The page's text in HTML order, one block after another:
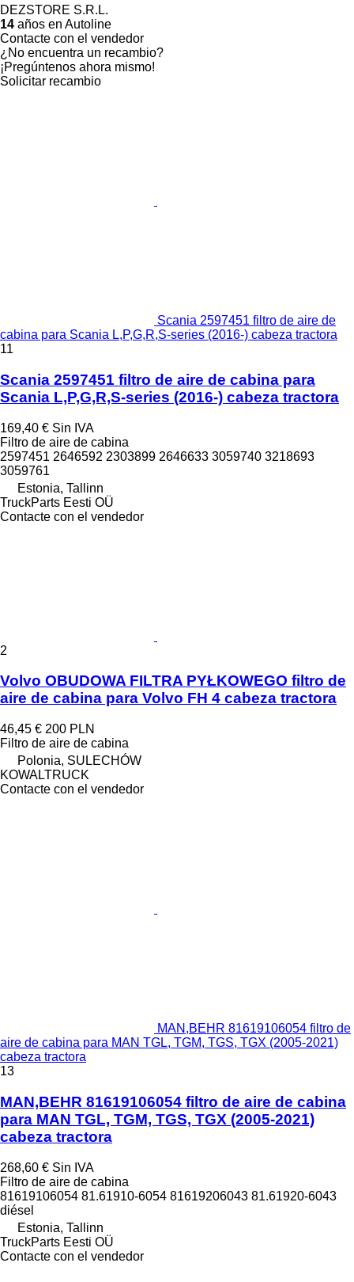
DEZSTORE S.R.L.
14 años en Autoline
Contacte con el vendedor
¿No encuentra un recambio?
¡Pregúntenos ahora mismo!
Solicitar recambio
Scania 2597451 filtro de aire de
cabina para Scania L,P,G,R,S-series (2016-) cabeza tractora
11
Scania 2597451 filtro de aire de cabina para
Scania L,P,G,R,S-series (2016-) cabeza tractora
169,40 € Sin IVA
Filtro de aire de cabina
2597451 2646592 2303899 2646633 3059740 3218693
3059761
Estonia, Tallinn
TruckParts Eesti OÜ
Contacte con el vendedor
2
Volvo OBUDOWA FILTRA PYŁKOWEGO filtro de
aire de cabina para Volvo FH 4 cabeza tractora
46,45 € 200 PLN
Filtro de aire de cabina
Polonia, SULECHÓW
KOWALTRUCK
Contacte con el vendedor
MAN,BEHR 81619106054 filtro de
aire de cabina para MAN TGL, TGM, TGS, TGX (2005-2021)
cabeza tractora
13
MAN,BEHR 81619106054 filtro de aire de cabina
para MAN TGL, TGM, TGS, TGX (2005-2021)
cabeza tractora
268,60 € Sin IVA
Filtro de aire de cabina
81619106054 81.61910-6054 81619206043 81.61920-6043
diésel
Estonia, Tallinn
TruckParts Eesti OÜ
Contacte con el vendedor